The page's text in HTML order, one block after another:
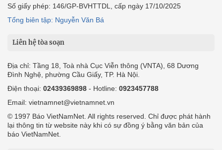
Số giấy phép: 146/GP-BVHTTDL, cấp ngày 17/10/2025
Tổng biên tập: Nguyễn Văn Bá
Liên hệ tòa soạn
Địa chỉ: Tầng 18, Toà nhà Cục Viễn thông (VNTA), 68 Dương
Đình Nghệ, phường Cầu Giấy, TP. Hà Nội.
Điện thoại: 02439369898 - Hotline: 0923457788
Email: vietnamnet@vietnamnet.vn
© 1997 Báo VietNamNet. All rights reserved. Chỉ được phát hành
lại thông tin từ website này khi có sự đồng ý bằng văn bản của
báo VietNamNet.